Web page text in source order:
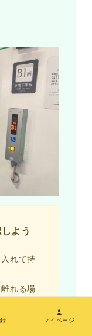
よう
れて持
れる場
い（要
マイページ